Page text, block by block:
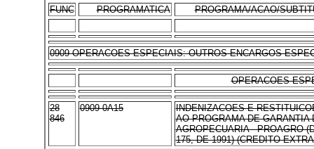
FUNC PROGRAMATICA PROGRAMA/ACAO/
0909 OPERACOES ESPECIAIS: OUTROS ENCARGOS
OPERACOES
28
846
0909 0A15
INDENIZACOES E
AO PROGRAMA DE GARANTIA
AGROPECUARIA - PROAGRO
175, DE 1991) (CREDITO